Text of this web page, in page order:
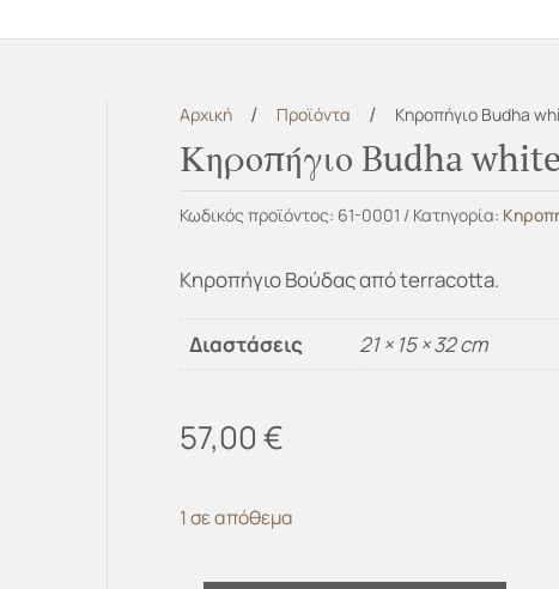
Αρχική / Προϊόντα / Κηροπήγιο Budha
Κηροπήγιο Budha
Κωδικός προϊόντος: 61-0001 Κατηγορία:
Κηροπήγιο Βούδας από terracotta.
Διαστάσεις 21 × 15 × 32 cm
57,00€
1 σε απόθεμα